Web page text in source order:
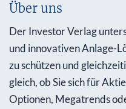
Über uns
Der Investor Verlag
und innovativen Anlage-
zu schützen und
gleich, ob Sie sich für
Optionen, Megatrends